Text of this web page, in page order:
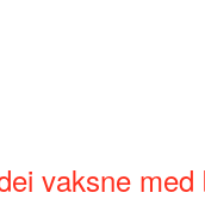
vaksne med